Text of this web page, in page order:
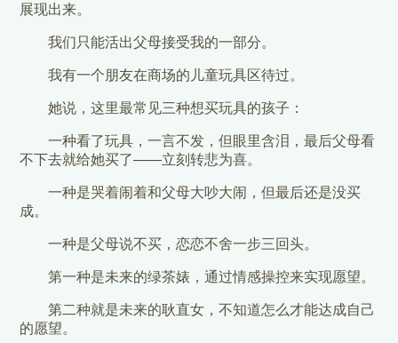
展现出来。
我们只能活出父母接受我的一部分。
我有一个朋友在商场的儿童玩具区待过。
她说，这里最常见三种想买玩具的孩子：
一种看了玩具，一言不发，但眼里含泪，最后父母看
不下去就给她买了——立刻转悲为喜。
一种是哭着闹着和父母大吵大闹，但最后还是没买
成。
一种是父母说不买，恋恋不舍一步三回头。
第一种是未来的绿茶婊，通过情感操控来实现愿望。
第二种就是未来的耿直女，不知道怎么才能达成自己
的愿望。